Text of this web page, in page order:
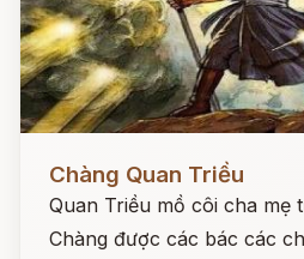
Chàng Quan Triều
Quan Triều mồ côi cha mẹ
Chàng được các bác các